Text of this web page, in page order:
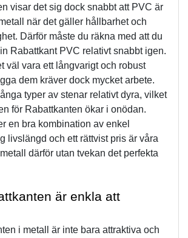
visar det sig dock snabbt att PVC är
när det gäller hållbarhet och
Därför måste du räkna med att du
Rabattkant PVC relativt snabbt igen.
väl vara ett långvarigt och robust
dem kräver dock mycket arbete.
typer av stenar relativt dyra, vilket
för Rabattkanten ökar i onödan.
en bra kombination av enkel
livslängd och ett rättvist pris är våra
därför utan tvekan det perfekta
är enkla att
i metall är inte bara attraktiva och